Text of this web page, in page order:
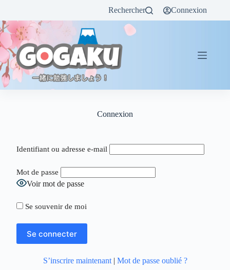
Rechercher Connexion
Connexion
Identifiant ou adresse e-mail
Mot de passe
Voir mot de passe
Se souvenir de moi
S’inscrire maintenant| Mot de passe oublié ?